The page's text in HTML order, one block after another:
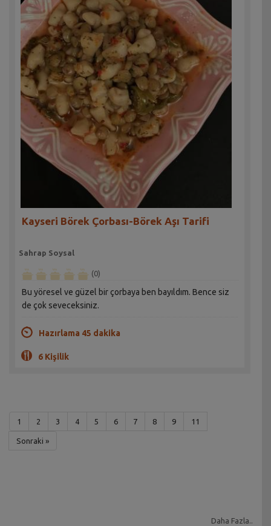
Kayseri Börek Çorbası-Börek Aşı Tarifi
Sahrap Soysal
(0)
Bu yöresel ve güzel bir çorbaya ben bayıldım. Bence siz
de çok seveceksiniz.
Hazırlama 45 dakika
6 Kişilik
1 2 3 4 5 6 7 8 9 11
Sonraki »
Daha Fazla..